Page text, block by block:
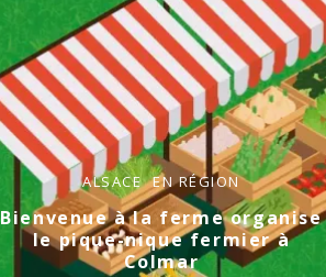
ALSACE EN RÉGION
Bienvenue à la ferme organise
le pique-nique fermier à
Colmar